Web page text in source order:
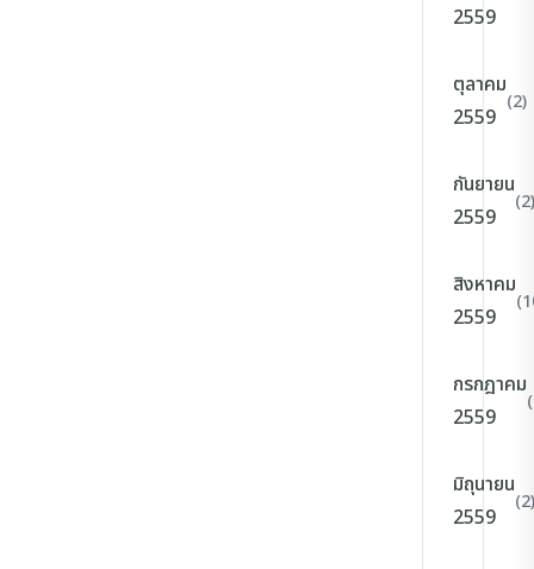
2559
ตุลาคม
2559
(2)
กันยายน
2559
(2)
สิงหาคม
2559
กรกฎาคม
2559
มิถุนายน
2559
(2)